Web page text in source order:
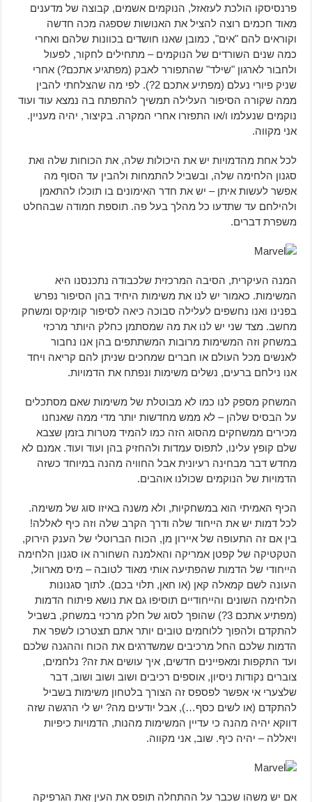
פרנסיסקו הולכת לעזאזל, הנוקמים אשמים, קבוצה של מדענים
מאוד חכמים רוצה להציל את האנושות שספגה מכה חדשה
וקוראים להם "אים", כמובן שאנו חושדים בכוונות שלהם ואחרי
כמה שנים השורדים של הנוקמים – מתחילים לחקור, לפעול
ולחבור לארגון "שילד" שהתפורר לאבק (מפתגיע אתכם?) אחרי
שניק פיורי נעלם (מפתיע אתכם 2?). לפי מה שהצלחתי להבין
ממה שקורה הסיפור העלילה תמשיך להתפתח בה נמצא עוד ועוד
נוקמים שנעלמו ו/או התפזרו אחרי המקרה. בקיצור, יהיה מעניין.
אני מקווה.
לכל אחת מהדמויות יש את היכולות שלה, את הכוחות שלה ואת
סגנון הלחימה שלה, ובשביל להתמחות ולהבין עד הסוף מה
אפשר לעשות איתן – יש את חדר האימונים בו תוכלו להתאמן
ולהילחם עד שתדעו כל מהלך בעל פה. תוספת חמודה שבהחלט
משפרת דברים.
המנה העיקרית, הסיבה המרכזית שלכבודה נתכנסנו היא
המשימות. כאמור יש לנו את משימות היחיד בהן הסיפור נפרש
בפנינו ואנו נחשפים לעלילה סבוכה כיאה לסיפור קומיקס ומשחק
מחשב. מצד שני יש לנו את מה שמסתמן כחלק היותר מרכזי
במשחק וזה המשימות מרובות המשתתפים בהן אנו נחבור
לאנשים מכל העולם או חברים שמחכים שניתן להם קריאה ויחד
אנו נילחם ברעים, נשלים משימות ונפתח את הדמויות.
המשחק מספק לנו כמו לא מבוטלת של משימות שאם מסתכלים
על הבסיס שלהן – לא ממש מחדשות יותר מדי ממה שאנחנו
מכירים ממשחקים מהסוג הזה כמו להמיד מטרות בזמן שצבא
שלם קופץ עלינו, לתפוס עמדות ולהחזיק בהן ועוד ועוד. אמנם לא
מחדש דבר מבחינה רעיונית אבל החוויה מהנה במיוחד כשזה
הדמויות של הנוקמים שכולנו אוהבים.
הכיף האמיתי הוא במשחקיות, ולא משנה באיזו סוג של משימה.
לכל דמות יש את הייחוד שלה ודרך הקרב שלה וזה כיף לאללה!
בין אם זה התעופה של איירון מן, הכוח הברוטלי של הענק הירוק,
הטקטיקה של קפטן אמריקה והאלמנה השחורה או סגנון הלחימה
הייחודי של הדמות שהפתיעה אותי מאוד לטובה – מיס מארוול,
העונה לשם קמאלה קאן (או חאן, תלוי בכם). לתוך סגנונות
הלחימה השונים והייחודיים תוסיפו גם את נושא פיתוח הדמות
(מפתיע אתכם 3?) שהופך לסוג של חלק מרכזי במשחק, בשביל
להתקדם ולהפוך ללוחמים טובים יותר אתם תצטרכו לשפר את
הדמות שלכם החל מרכיבים שמשדרגים את הכוח וההגנה שלכם
ועד התקפות ומאפיינים חדשים, איך עושים את זה? נלחמים,
צוברים נקודות ניסיון, אוספים רכיבים ושוב ושוב ושוב, דבר
שלצערי אי אפשר לפספס זה הצורך בלטחון משימות בשביל
להתקדם (או לשים כסף…), אבל יודעים מה? יש לי הרגשה שזה
דווקא יהיה מהנה כי עדיין המשימות מהנות, הדמויות כיפיות
ויאללה – יהיה כיף. שוב, אני מקווה.
אם יש משהו שכבר על ההתחלה תופס את העין זאת הגרפיקה